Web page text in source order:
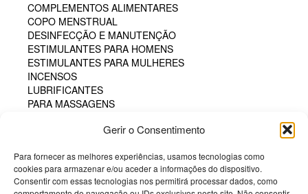
Gerir o Consentimento
Para fornecer as melhores experiências, usamos tecnologias como
cookies para armazenar e/ou aceder a informações do dispositivo.
Consentir com essas tecnologias nos permitirá processar dados, como
COMPLEMENTOS ALIMENTARES
COPO MENSTRUAL
DESINFECÇÃO E MANUTENÇÃO
ESTIMULANTES PARA HOMENS
ESTIMULANTES PARA MULHERES
INCENSOS
LUBRIFICANTES
PARA MASSAGENS
PARA SEXO ORAL
PÓS COMESTÍVEIS
TAMPÃO HIGIÊNICO
TINTA CORPORAL COMESTÍVEL